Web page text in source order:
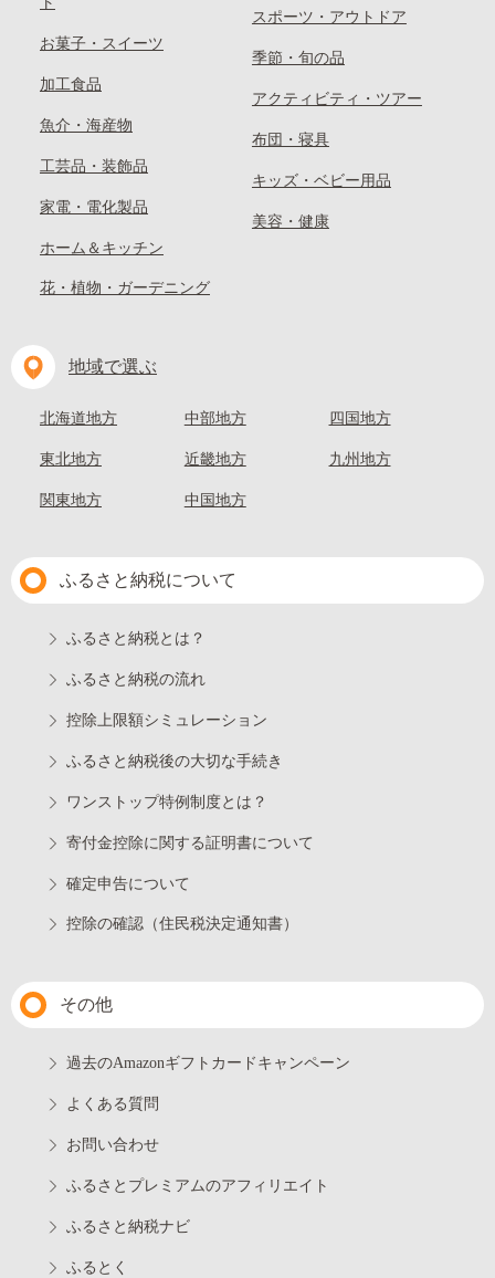
お菓子・スイーツ
加工食品
魚介・海産物
工芸品・装飾品
家電・電化製品
ホーム＆キッチン
花・植物・ガーデニング
スポーツ・アウトドア
季節・旬の品
アクティビティ・ツアー
布団・寝具
キッズ・ベビー用品
美容・健康
地域で選ぶ
北海道地方
東北地方
関東地方
中部地方
近畿地方
中国地方
四国地方
九州地方
ふるさと納税について
ふるさと納税とは？
ふるさと納税の流れ
控除上限額シミュレーション
ふるさと納税後の大切な手続き
ワンストップ特例制度とは？
寄付金控除に関する証明書について
確定申告について
控除の確認（住民税決定通知書）
その他
過去のAmazonギフトカードキャンペーン
よくある質問
お問い合わせ
ふるさとプレミアムのアフィリエイト
ふるさと納税ナビ
ふるとく